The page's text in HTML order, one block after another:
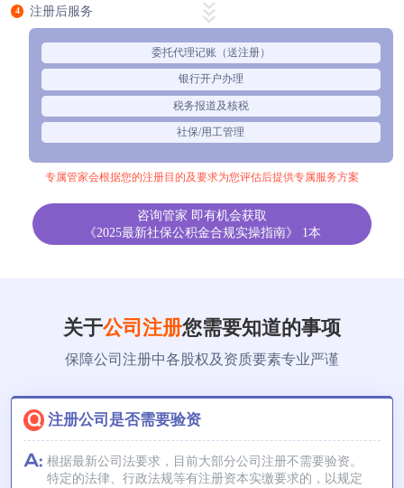
4 注册后服务
委托代理记账（送注册）
银行开户办理
税务报道及核税
社保/用工管理
专属管家会根据您的注册目的及要求为您评估后提供专属服务方案
咨询管家 即有机会获取
《2025最新社保公积金合规实操指南》 1本
关于公司注册您需要知道的事项
保障公司注册中各股权及资质要素专业严谨
注册公司是否需要验资
根据最新公司法要求，目前大部分公司注册不需要验资。
特定的法律、行政法规等有注册资本实缴要求的，以规定